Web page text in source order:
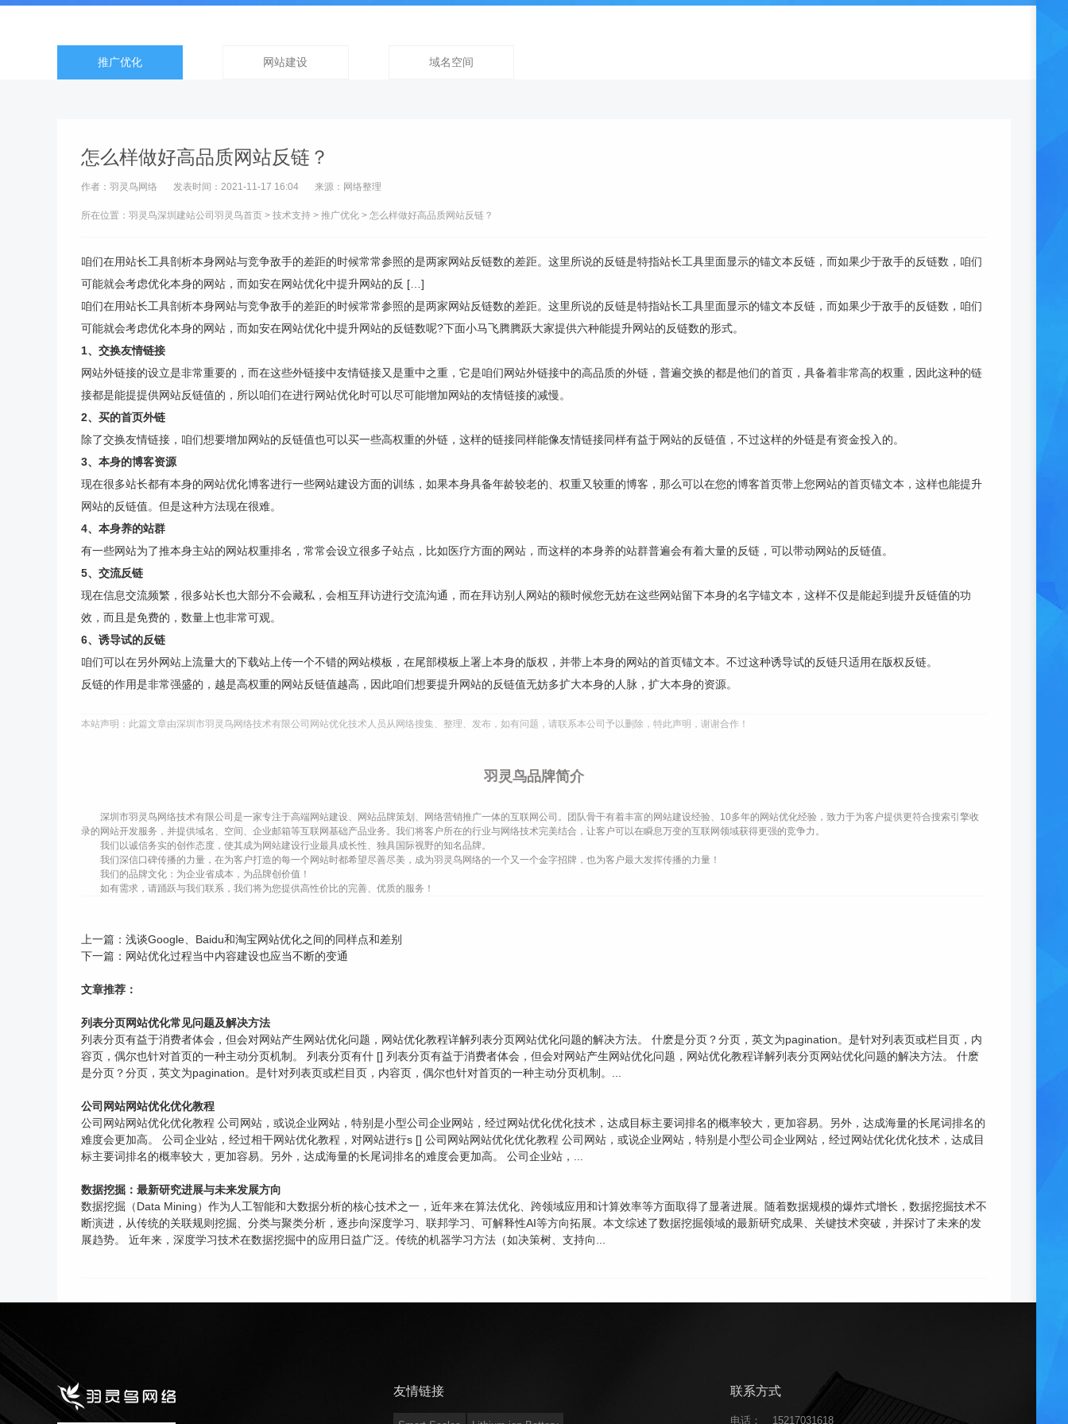
推广优化 网站建设 域名空间
怎么样做好高品质网站反链？
作者：羽灵鸟网络 发表时间：2021-11-17 16:04 来源：网络整理
所在位置：羽灵鸟深圳建站公司 羽灵鸟首页 > 技术支持 > 推广优化 > 怎么样做好高品质网站反链？
咱们在用站长工具剖析本身网站与竞争敌手的差距的时候常常参照的是两家网站反链数的差距。这里所说的反链是特指站长工具里面显示的锚文本反链，而如果少于敌手的反链数，咱们
可能就会考虑优化本身的网站，而如安在网站优化中提升网站的反 […]
咱们在用站长工具剖析本身网站与竞争敌手的差距的时候常常参照的是两家网站反链数的差距。这里所说的反链是特指站长工具里面显示的锚文本反链，而如果少于敌手的反链数，咱们
可能就会考虑优化本身的网站，而如安在网站优化中提升网站的反链数呢?下面小马飞腾腾跃大家提供六种能提升网站的反链数的形式。
1、交换友情链接
网站外链接的设立是非常重要的，而在这些外链接中友情链接又是重中之重，它是咱们网站外链接中的高品质的外链，普遍交换的都是他们的首页，具备着非常高的权重，因此这种的链
接都是能提提供网站反链值的，所以咱们在进行网站优化时可以尽可能增加网站的友情链接的减慢。
2、买的首页外链
除了交换友情链接，咱们想要增加网站的反链值也可以买一些高权重的外链，这样的链接同样能像友情链接同样有益于网站的反链值，不过这样的外链是有资金投入的。
3、本身的博客资源
现在很多站长都有本身的网站优化博客进行一些网站建设方面的训练，如果本身具备年龄较老的、权重又较重的博客，那么可以在您的博客首页带上您网站的首页锚文本，这样也能提升
网站的反链值。但是这种方法现在很难。
4、本身养的站群
有一些网站为了推本身主站的网站权重排名，常常会设立很多子站点，比如医疗方面的网站，而这样的本身养的站群普遍会有着大量的反链，可以带动网站的反链值。
5、交流反链
现在信息交流频繁，很多站长也大部分不会藏私，会相互拜访进行交流沟通，而在拜访别人网站的额时候您无妨在这些网站留下本身的名字锚文本，这样不仅是能起到提升反链值的功
效，而且是免费的，数量上也非常可观。
6、诱导试的反链
咱们可以在另外网站上流量大的下载站上传一个不错的网站模板，在尾部模板上署上本身的版权，并带上本身的网站的首页锚文本。不过这种诱导试的反链只适用在版权反链。
反链的作用是非常强盛的，越是高权重的网站反链值越高，因此咱们想要提升网站的反链值无妨多扩大本身的人脉，扩大本身的资源。
本站声明：此篇文章由深圳市羽灵鸟网络技术有限公司网站优化技术人员从网络搜集、整理、发布，如有问题，请联系本公司予以删除，特此声明，谢谢合作！
羽灵鸟品牌简介
深圳市羽灵鸟网络技术有限公司是一家专注于高端网站建设、网站品牌策划、网络营销推广一体的互联网公司。团队骨干有着丰富的网站建设经验、10多年的网站优化经验，致力于为客户提供更符合搜索引擎收
录的网站开发服务，并提供域名、空间、企业邮箱等互联网基础产品业务。我们将客户所在的行业与网络技术完美结合，让客户可以在瞬息万变的互联网领域获得更强的竞争力。
我们以诚信务实的创作态度，使其成为网站建设行业最具成长性、独具国际视野的知名品牌。
我们深信口碑传播的力量，在为客户打造的每一个网站时都希望尽善尽美，成为羽灵鸟网络的一个又一个金字招牌，也为客户最大发挥传播的力量！
我们的品牌文化：为企业省成本，为品牌创价值！
如有需求，请踊跃与我们联系，我们将为您提供高性价比的完善、优质的服务！
上一篇： 浅谈Google、Baidu和淘宝网站优化之间的同样点和差别
下一篇： 网站优化过程当中内容建设也应当不断的变通
文章推荐：
列表分页网站优化常见问题及解决方法
列表分页有益于消费者体会，但会对网站产生网站优化问题，网站优化教程详解列表分页网站优化问题的解决方法。 什麽是分页？分页，英文为pagination。是针对列表页或栏目页，内
容页，偶尔也针对首页的一种主动分页机制。 列表分页有什 [] 列表分页有益于消费者体会，但会对网站产生网站优化问题，网站优化教程详解列表分页网站优化问题的解决方法。 什麽
是分页？分页，英文为pagination。是针对列表页或栏目页，内容页，偶尔也针对首页的一种主动分页机制。...
公司网站网站优化优化教程
公司网站网站优化优化教程 公司网站，或说企业网站，特别是小型公司企业网站，经过网站优化优化技术，达成目标主要词排名的概率较大，更加容易。另外，达成海量的长尾词排名的
难度会更加高。 公司企业站，经过相干网站优化教程，对网站进行s [] 公司网站网站优化优化教程 公司网站，或说企业网站，特别是小型公司企业网站，经过网站优化优化技术，达成目
标主要词排名的概率较大，更加容易。另外，达成海量的长尾词排名的难度会更加高。 公司企业站，...
数据挖掘：最新研究进展与未来发展方向
数据挖掘（Data Mining）作为人工智能和大数据分析的核心技术之一，近年来在算法优化、跨领域应用和计算效率等方面取得了显著进展。随着数据规模的爆炸式增长，数据挖掘技术不
断演进，从传统的关联规则挖掘、分类与聚类分析，逐步向深度学习、联邦学习、可解释性AI等方向拓展。本文综述了数据挖掘领域的最新研究成果、关键技术突破，并探讨了未来的发
展趋势。 近年来，深度学习技术在数据挖掘中的应用日益广泛。传统的机器学习方法（如决策树、支持向...
友情链接 联系方式
电话： 15217031618